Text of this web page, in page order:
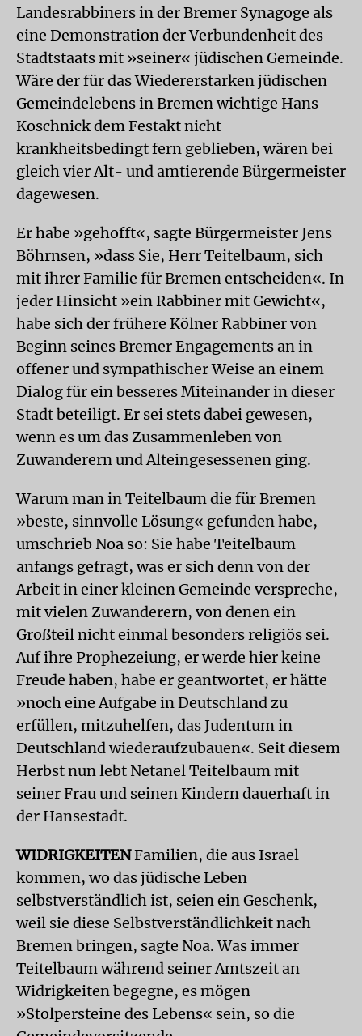
Landesrabbiners in der Bremer Synagoge als
eine Demonstration der Verbundenheit des
Stadtstaats mit »seiner« jüdischen Gemeinde.
Wäre der für das Wiedererstarken jüdischen
Gemeindelebens in Bremen wichtige Hans
Koschnick dem Festakt nicht
krankheitsbedingt fern geblieben, wären bei
gleich vier Alt- und amtierende Bürgermeister
dagewesen.
Er habe »gehofft«, sagte Bürgermeister Jens
Böhrnsen, »dass Sie, Herr Teitelbaum, sich
mit ihrer Familie für Bremen entscheiden«. In
jeder Hinsicht »ein Rabbiner mit Gewicht«,
habe sich der frühere Kölner Rabbiner von
Beginn seines Bremer Engagements an in
offener und sympathischer Weise an einem
Dialog für ein besseres Miteinander in dieser
Stadt beteiligt. Er sei stets dabei gewesen,
wenn es um das Zusammenleben von
Zuwanderern und Alteingesessenen ging.
Warum man in Teitelbaum die für Bremen
»beste, sinnvolle Lösung« gefunden habe,
umschrieb Noa so: Sie habe Teitelbaum
anfangs gefragt, was er sich denn von der
Arbeit in einer kleinen Gemeinde verspreche,
mit vielen Zuwanderern, von denen ein
Großteil nicht einmal besonders religiös sei.
Auf ihre Prophezeiung, er werde hier keine
Freude haben, habe er geantwortet, er hätte
»noch eine Aufgabe in Deutschland zu
erfüllen, mitzuhelfen, das Judentum in
Deutschland wiederaufzubauen«. Seit diesem
Herbst nun lebt Netanel Teitelbaum mit
seiner Frau und seinen Kindern dauerhaft in
der Hansestadt.
WIDRIGKEITENFamilien, die aus Israel
kommen, wo das jüdische Leben
selbstverständlich ist, seien ein Geschenk,
weil sie diese Selbstverständlichkeit nach
Bremen bringen, sagte Noa. Was immer
Teitelbaum während seiner Amtszeit an
Widrigkeiten begegne, es mögen
»Stolpersteine des Lebens« sein, so die